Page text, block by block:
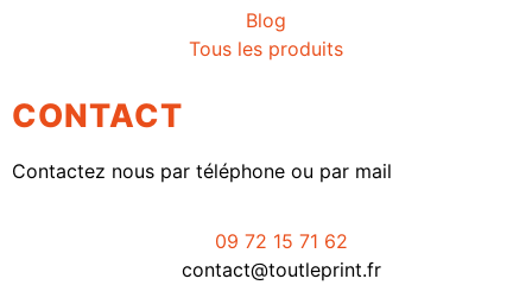
Blog
Tous les produits
CONTACT
Contactez nous par téléphone ou par mail
09 72 15 71 62
contact@toutleprint.fr